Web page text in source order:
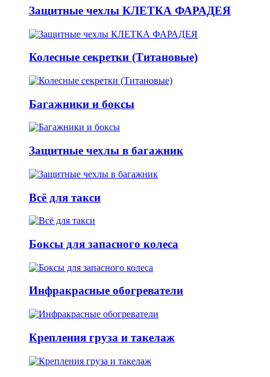
Защитные чехлы КЛЕТКА ФАРАДЕЯ
Колесные секретки (Титановые)
Багажники и боксы
Защитные чехлы в багажник
Всё для такси
Боксы для запасного колеса
Инфракрасные обогреватели
Крепления груза и такелаж